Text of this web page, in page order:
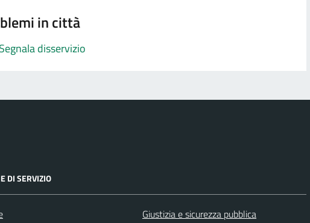
in città
Segnala disservizio
DI SERVIZIO
Giustizia e sicurezza pubblica